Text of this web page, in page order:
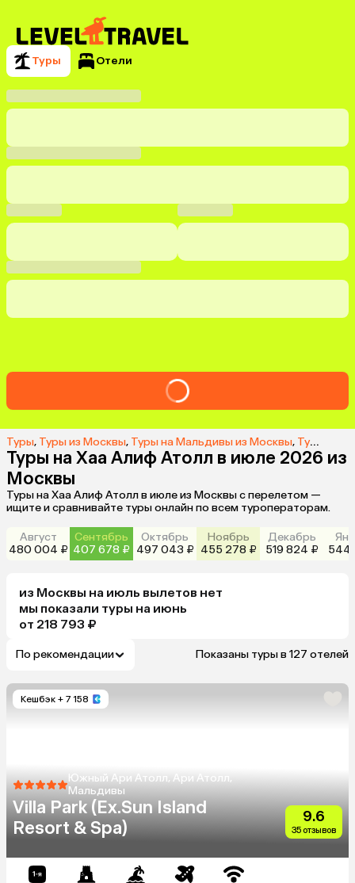
Туры Отели
Туры, Туры из Москвы, Туры на Мальдивы из Москвы, Туры в Хаа Алиф Атолл из Москвы
Туры на Хаа Алиф Атолл в июле 2026 из
Москвы
Туры на Хаа Алиф Атолл в июле из Москвы с перелетом —
ищите и сравнивайте туры онлайн по всем туроператорам.
Август
480 004 ₽
Сентябрь
407 678 ₽
Октябрь
497 043 ₽
Ноябрь
455 278 ₽
Декабрь
519 824 ₽
544
из Москвы на июль вылетов нет
мы показали туры на июнь
от 218 793 ₽
По рекомендации Показаны туры в 127 отелей
Кешбэк + 7 158
Южный Ари Атолл, Ари Атолл,
Мальдивы
Villa Park (Ex.Sun Island
Resort & Spa)
9.6
35 отзывов